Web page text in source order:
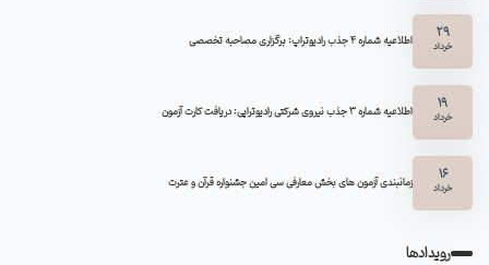
29
خرداد اطلاعیه شماره ۴ جذب رادیوتراپ: برگزاری مصاحبه تخصصی
19
خرداد اطلاعیه شماره 3 جذب نیروی شرکتی رادیوتراپی: دریافت کارت آزمون
16
خرداد زمانبندی آزمون های بخش معارفی سی امین جشنواره قرآن و عترت
رویدادها